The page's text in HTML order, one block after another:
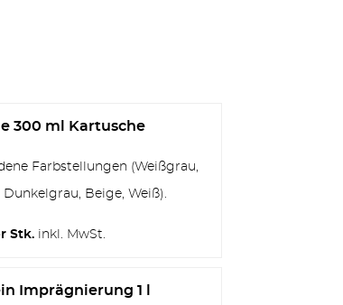
300 ml Kartusche
Farbstellungen (Weißgrau,
Beige, Weiß).
Stk. inkl. MwSt.
Imprägnierung 1 l